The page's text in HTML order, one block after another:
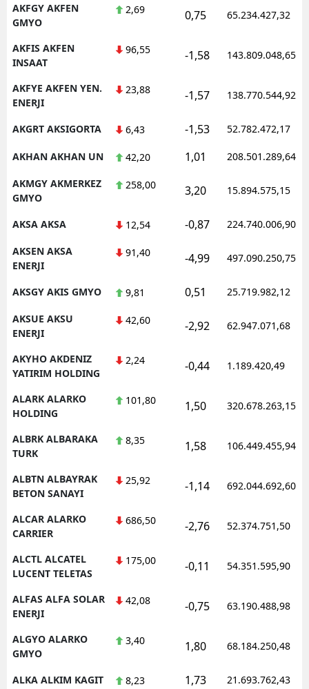
AKFGY AKFEN
GMYO
2,69 0,75 65.234.427,32
AKFIS AKFEN
INSAAT
96,55 -1,58 143.809.048,65
AKFYE AKFEN YEN.
ENERJI
23,88 -1,57 138.770.544,92
AKGRT AKSIGORTA 6,43 -1,53 52.782.472,17
AKHAN AKHAN UN 42,20 1,01 208.501.289,64
AKMGY AKMERKEZ
GMYO
258,00 3,20 15.894.575,15
AKSA AKSA 12,54 -0,87 224.740.006,90
AKSEN AKSA
ENERJI
91,40 -4,99 497.090.250,75
AKSGY AKIS GMYO 9,81 0,51 25.719.982,12
AKSUE AKSU
ENERJI
42,60 -2,92 62.947.071,68
AKYHO AKDENIZ
YATIRIM HOLDING
2,24 -0,44 1.189.420,49
ALARK ALARKO
HOLDING
101,80 1,50 320.678.263,15
ALBRK ALBARAKA
TURK
8,35 1,58 106.449.455,94
ALBTN ALBAYRAK
BETON SANAYI
25,92 -1,14 692.044.692,60
ALCAR ALARKO
CARRIER
686,50 -2,76 52.374.751,50
ALCTL ALCATEL
LUCENT TELETAS
175,00 -0,11 54.351.595,90
ALFAS ALFA SOLAR
ENERJI
42,08 -0,75 63.190.488,98
ALGYO ALARKO
GMYO
3,40 1,80 68.184.250,48
ALKA ALKIM KAGIT 8,23 1,73 21.693.762,43